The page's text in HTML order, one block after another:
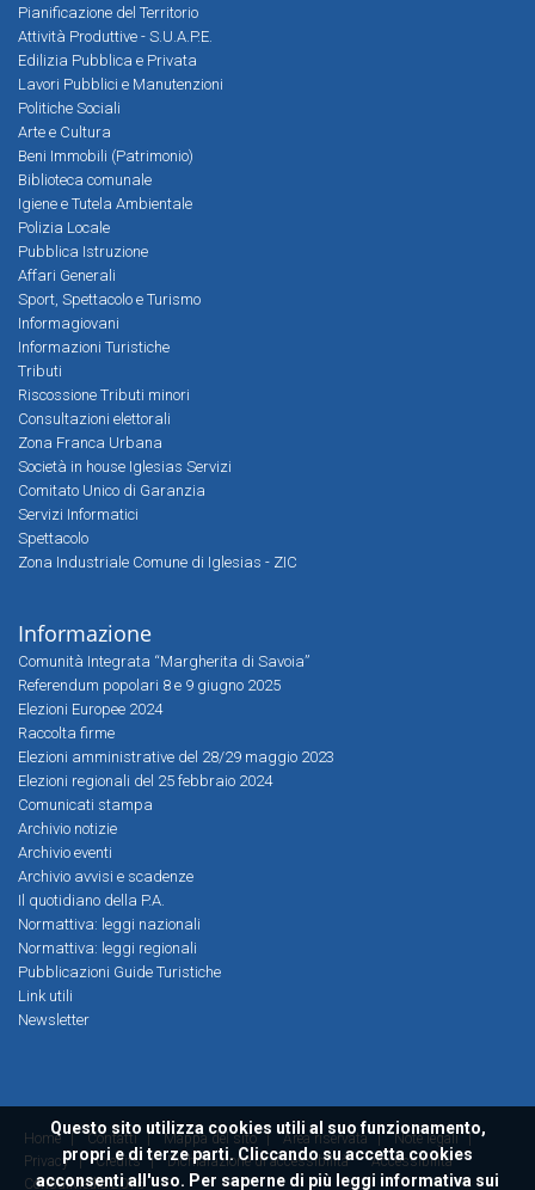
Questo sito utilizza cookies utili al suo funzionamento,
propri e di terze parti. Cliccando su accetta cookies
acconsenti all'uso. Per saperne di più leggi informativa sui
Pianificazione del Territorio
Attività Produttive - S.U.A.P.E.
Edilizia Pubblica e Privata
Lavori Pubblici e Manutenzioni
Politiche Sociali
Arte e Cultura
Beni Immobili (Patrimonio)
Biblioteca comunale
Igiene e Tutela Ambientale
Polizia Locale
Pubblica Istruzione
Affari Generali
Sport, Spettacolo e Turismo
Informagiovani
Informazioni Turistiche
Tributi
Riscossione Tributi minori
Consultazioni elettorali
Zona Franca Urbana
Società in house Iglesias Servizi
Comitato Unico di Garanzia
Servizi Informatici
Spettacolo
Zona Industriale Comune di Iglesias - ZIC
Informazione
Comunità Integrata “Margherita di Savoia”
Referendum popolari 8 e 9 giugno 2025
Elezioni Europee 2024
Raccolta firme
Elezioni amministrative del 28/29 maggio 2023
Elezioni regionali del 25 febbraio 2024
Comunicati stampa
Archivio notizie
Archivio eventi
Archivio avvisi e scadenze
Il quotidiano della P.A.
Normattiva: leggi nazionali
Normattiva: leggi regionali
Pubblicazioni Guide Turistiche
Link utili
Newsletter
Home | Contatti | Mappa del sito | Area riservata | Note legali |
Privacy
| Credits | Dichiarazione di accessibilità
Accessibilità
ConsulMedia 2016